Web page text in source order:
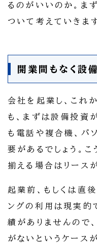
るのがいいのか。ま
ついて考えていきます
開業間もなく設
会社を起業し、これ
も、まずは設備投資
も電話や複合機、パ
要があるでしょう。
揃える場合はリース
起業前、もしくは直
ングの利用は現実的
績がありませんので
がないというケース